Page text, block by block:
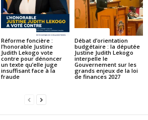
Réforme foncière :
l’honorable Justine
Judith Lekogo vote
contre pour dénoncer
un texte qu’elle juge
insuffisant face à la
fraude
Débat d’orientation
budgétaire : la députée
Justine Judith Lekogo
interpelle le
Gouvernement sur les
grands enjeux de la loi
de finances 2027